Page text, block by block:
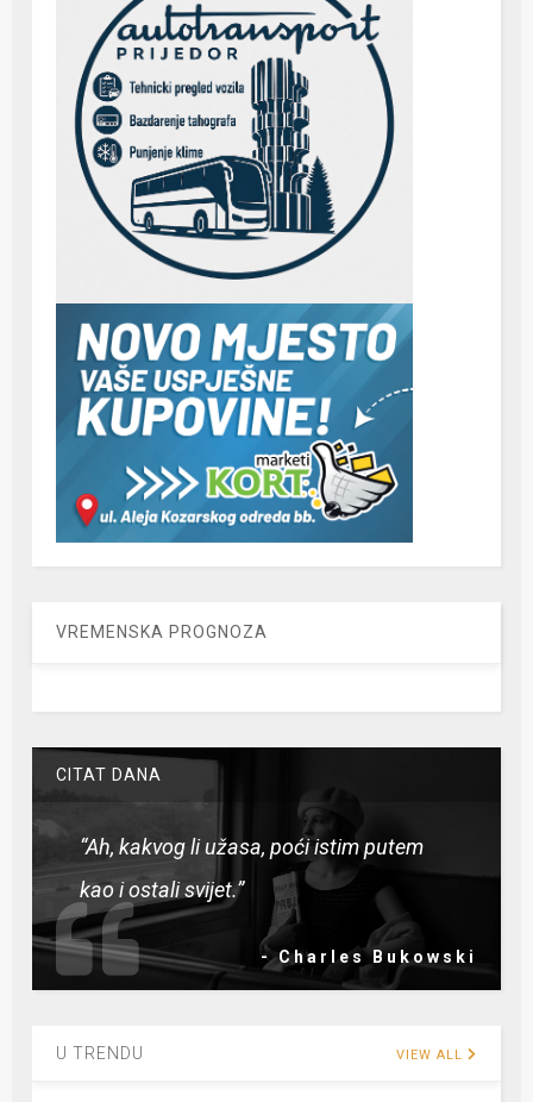
VREMENSKA PROGNOZA
CITAT DANA
“Ah, kakvog li užasa, poći istim putem
kao i ostali svijet.”
- Charles Bukowski
U TRENDU VIEW ALL